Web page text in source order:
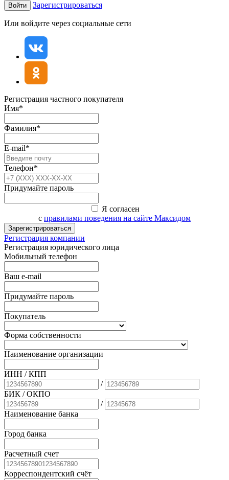
Войти Зарегистрироваться
Или войдите через социальные сети
Регистрация частного покупателя
Имя*
Фамилия*
E-mail*
Телефон*
Придумайте пароль
Я согласен
с правилами поведения на сайте Максидом
Зарегистрироваться
Регистрация компании
Регистрация юридического лица
Мобильный телефон
Ваш e-mail
Придумайте пароль
Покупатель
Форма собственности
Наименование организации
ИНН / КПП
/
БИК / ОКПО
/
Наименование банка
Город банка
Расчетный счет
Корреспондентский счёт